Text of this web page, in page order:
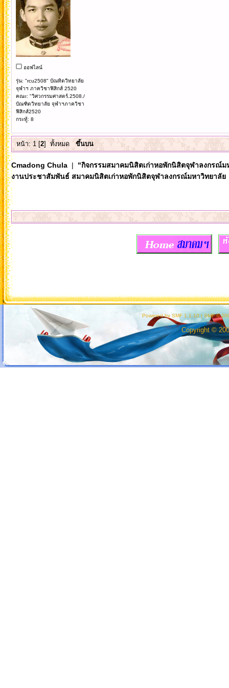
ออฟไลน์
รุ่น: "rcu2508" บัณทิตวิทยาลัย
จุฬาฯ ภาควิชาฟิสิกส์ 2520
คณะ: "วิศวกรรมศาสตร์.2508./
บัณฑิตวิทยาลัย จุฬาฯภาควิชา
ฟิสิกส์2520
กระทู้: 8
หน้า:1[2]ทั้งหมด ขึ้นบน
Cmadong Chula| "กิจกรรมสมาคมนิสิตเก่าหอพักนิสิตจุฬาลงกรณ์ม
งานประชาสัมพันธ์ สมาคมนิสิตเก่าหอพักนิสิตจุฬาลงกรณ์มหาวิทยาลัย
Powered by SMF 1.1.10 | SMF ©
Copyright ©